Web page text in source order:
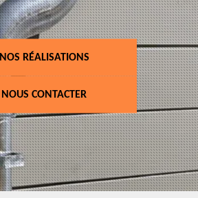
NOS RÉALISATIONS
NOUS CONTACTER